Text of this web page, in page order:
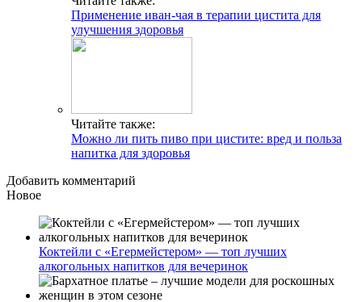
Применение иван-чая в терапии цистита для
улучшения здоровья
Читайте также:
Можно ли пить пиво при цистите: вред и польза
напитка для здоровья
Добавить комментарий
Новое
Коктейли с «Егермейстером» — топ лучших
алкогольных напитков для вечеринок